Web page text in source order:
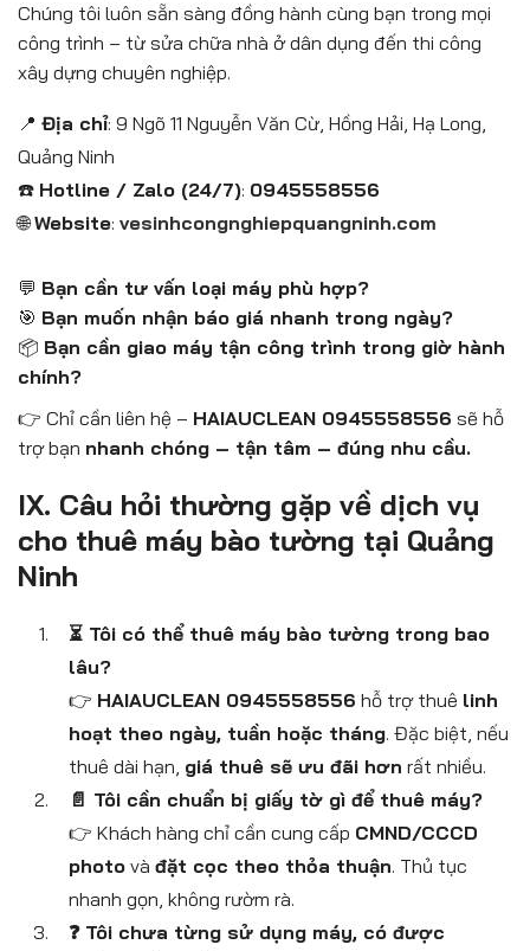
Chúng tôi luôn sẵn sàng đồng hành cùng bạn trong mọi
công trình – từ sửa chữa nhà ở dân dụng đến thi công
xây dựng chuyên nghiệp.
📍 Địa chỉ: 9 Ngõ 11 Nguyễn Văn Cừ, Hồng Hải, Hạ Long,
Quảng Ninh
☎️ Hotline / Zalo (24/7): 0945558556
🌐Website: vesinhcongnghiepquangninh.com
💬 Bạn cần tư vấn loại máy phù hợp?
🎯 Bạn muốn nhận báo giá nhanh trong ngày?
📦 Bạn cần giao máy tận công trình trong giờ hành
chính?
👉 Chỉ cần liên hệ – HAIAUCLEAN 0945558556 sẽ hỗ
trợ bạn nhanh chóng – tận tâm – đúng nhu cầu.
IX. Câu hỏi thường gặp về dịch vụ
cho thuê máy bào tường tại Quảng
Ninh
⏳ Tôi có thể thuê máy bào tường trong bao
lâu?
👉 HAIAUCLEAN 0945558556 hỗ trợ thuê linh
hoạt theo ngày, tuần hoặc tháng. Đặc biệt, nếu
thuê dài hạn, giá thuê sẽ ưu đãi hơn rất nhiều.
📄 Tôi cần chuẩn bị giấy tờ gì để thuê máy?
👉 Khách hàng chỉ cần cung cấp CMND/CCCD
photo và đặt cọc theo thỏa thuận. Thủ tục
nhanh gọn, không rườm rà.
❓ Tôi chưa từng sử dụng máy, có được